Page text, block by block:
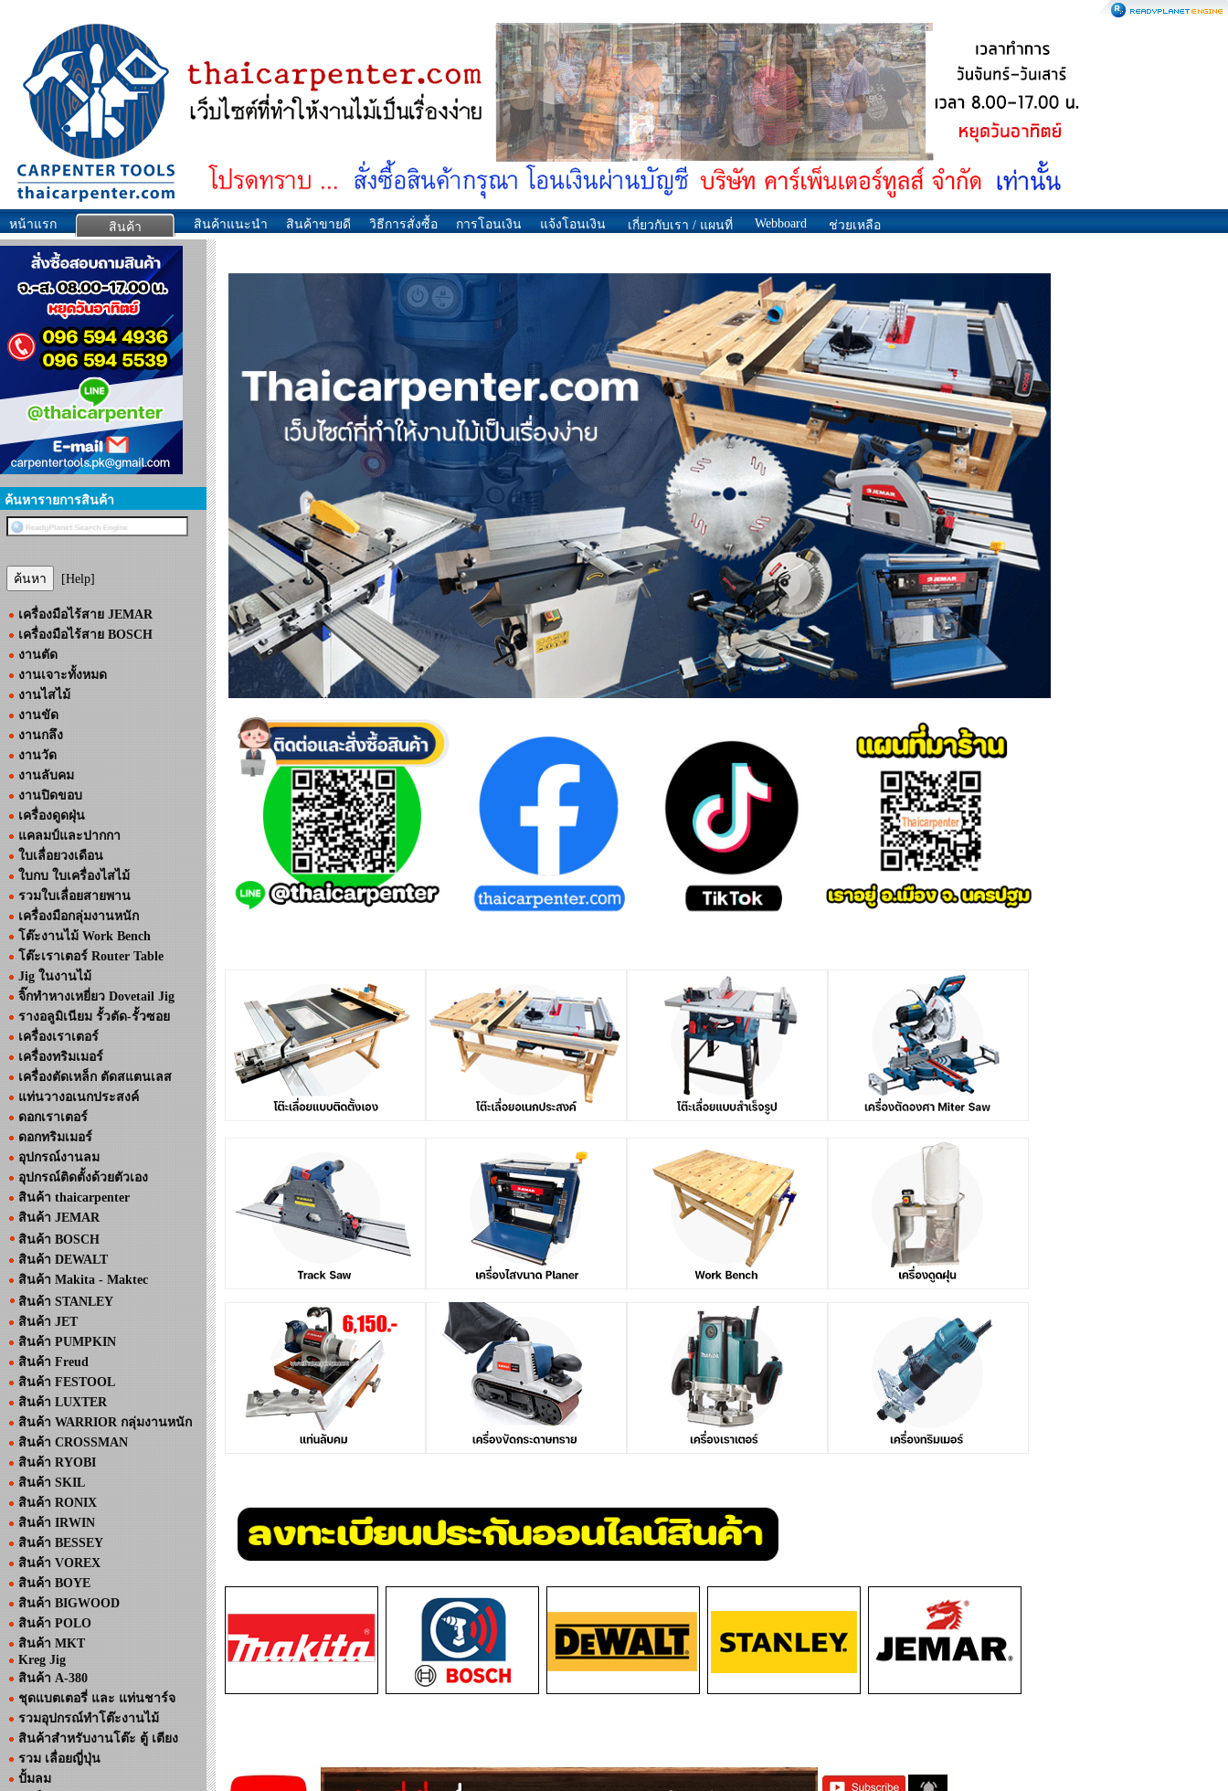
หน้าแรก สินค้า สินค้าแนะนำ สินค้าขายดี วิธีการสั่งซื้อ การโอนเงิน แจ้งโอนเงิน เกี่ยวกับเรา / แผนที่ Webboard ช่วยเหลือ
ค้นหารายการสินค้า
[Help]
เครื่องมือไร้สาย JEMAR
เครื่องมือไร้สาย BOSCH
งานตัด
งานเจาะทั้งหมด
งานไสไม้
งานขัด
งานกลึง
งานวัด
งานลับคม
งานปิดขอบ
เครื่องดูดฝุ่น
แคลมป์และปากกา
ใบเลื่อยวงเดือน
ใบกบ ใบเครื่องไสไม้
รวมใบเลื่อยสายพาน
เครื่องมือกลุ่มงานหนัก
โต๊ะงานไม้ Work Bench
โต๊ะเราเตอร์ Router Table
Jig ในงานไม้
จิ๊กทำหางเหยี่ยว Dovetail Jig
รางอลูมิเนียม รั้วตัด-รั้วซอย
เครื่องเราเตอร์
เครื่องทริมเมอร์
เครื่องตัดเหล็ก ตัดสแตนเลส
แท่นวางอเนกประสงค์
ดอกเราเตอร์
ดอกทริมเมอร์
อุปกรณ์งานลม
อุปกรณ์ติดตั้งด้วยตัวเอง
สินค้า thaicarpenter
สินค้า JEMAR
สินค้า BOSCH
สินค้า DEWALT
สินค้า Makita - Maktec
สินค้า STANLEY
สินค้า JET
สินค้า PUMPKIN
สินค้า Freud
สินค้า FESTOOL
สินค้า LUXTER
สินค้า WARRIOR กลุ่มงานหนัก
สินค้า CROSSMAN
สินค้า RYOBI
สินค้า SKIL
สินค้า RONIX
สินค้า IRWIN
สินค้า BESSEY
สินค้า VOREX
สินค้า BOYE
สินค้า BIGWOOD
สินค้า POLO
สินค้า MKT
Kreg Jig
สินค้า A-380
ชุดแบตเตอรี่ และ แท่นชาร์จ
รวมอุปกรณ์ทำโต๊ะงานไม้
สินค้าสำหรับงานโต๊ะ ตู้ เตียง
รวม เลื่อยญี่ปุ่น
ปั้มลม